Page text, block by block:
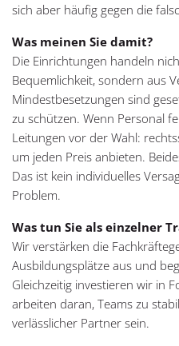
sich aber häufig gegen die
Was meinen Sie damit?
Die Einrichtungen handeln
Bequemlichkeit, sondern aus
Mindestbesetzungen sind
zu schützen. Wenn Personal
Leitungen vor der Wahl:
um jeden Preis anbieten.
Das ist kein individuelles
Problem.
Was tun Sie als einzelner
Wir verstärken die
Ausbildungsplätze aus und
Gleichzeitig investieren wir in
arbeiten daran, Teams zu
verlässlicher Partner sein.